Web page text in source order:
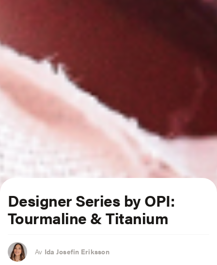
Designer Series by OPI:
Tourmaline & Titanium
Av Ida Josefin Eriksson